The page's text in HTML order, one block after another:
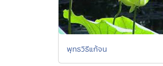
พุทธวิธีแก้จน